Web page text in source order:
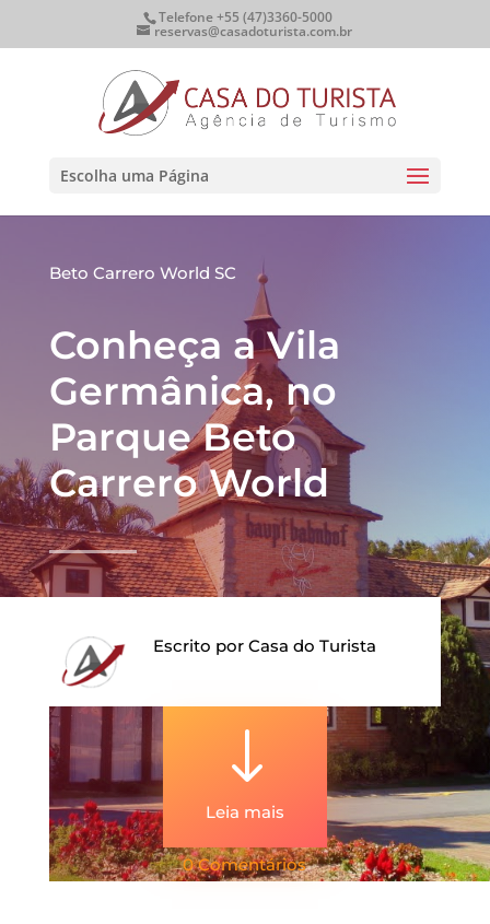
Telefone +55 (47)3360-5000
reservas@casadoturista.com.br
Escolha uma Página
Beto Carrero World SC
Conheça a Vila
Germânica, no
Parque Beto
Carrero World
Escrito por Casa do Turista
"
Leia mais
0 Comentários